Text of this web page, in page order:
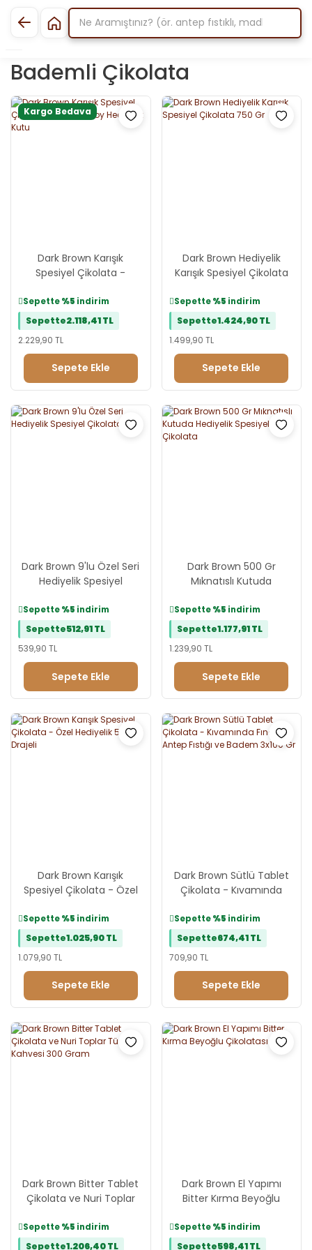
Bademli Çikolata
Kargo Bedava
Dark Brown Karışık
Spesiyel Çikolata -
Sepette%5 indirim
Sepette2.118,41 TL
2.229,90 TL
Sepete Ekle
Dark Brown Hediyelik
Karışık Spesiyel Çikolata
Sepette%5 indirim
Sepette1.424,90 TL
1.499,90 TL
Sepete Ekle
Dark Brown 9'lu Özel Seri
Hediyelik Spesiyel
Sepette%5 indirim
Sepette512,91 TL
539,90 TL
Sepete Ekle
Dark Brown 500 Gr
Mıknatıslı Kutuda
Çikolata
Sepette%5 indirim
Sepette1.177,91 TL
1.239,90 TL
Sepete Ekle
Dark Brown Karışık
Spesiyel Çikolata - Özel
Sepette%5 indirim
Sepette1.025,90 TL
1.079,90 TL
Sepete Ekle
Dark Brown Sütlü Tablet
Çikolata - Kıvamında
Badem 3x100 Gr
Sepette%5 indirim
Sepette674,41 TL
709,90 TL
Sepete Ekle
Dark Brown Bitter Tablet
Çikolata ve Nuri Toplar
Sepette%5 indirim
Sepette1.206,40 TL
Dark Brown El Yapımı
Bitter Kırma Beyoğlu
Sepette%5 indirim
Sepette598,41 TL